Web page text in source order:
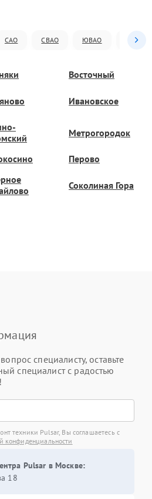
САО СВАО ЮВАО ЮАО
Восточный
Ивановское
Метрогородок
Перово
Соколиная Гора
специалисту, оставьте
специалист с радостью
техники Pulsar, Вы соглашаетесь с
конфиденциальности
Pulsar в Москве:
18